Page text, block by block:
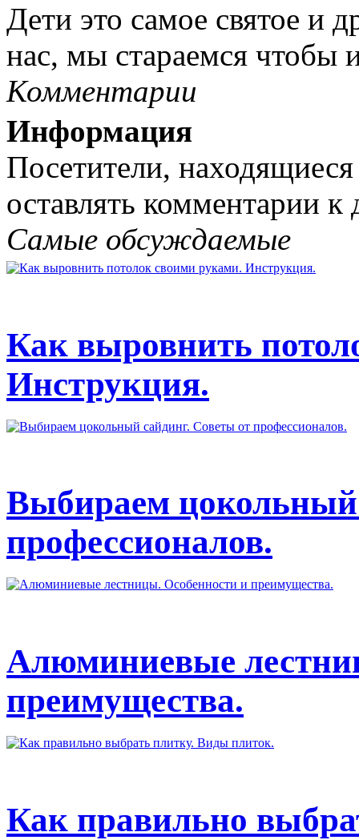
Дети это самое святое и
нас, мы стараемся чтобы
Комментарии
Информация
Посетители,
оставлять комментарии
Самые обсуждаемые
Как выровнить
Инструкция.
Выбираем цокольный
профессионалов.
Алюминиевые
преимущества.
Как правильно